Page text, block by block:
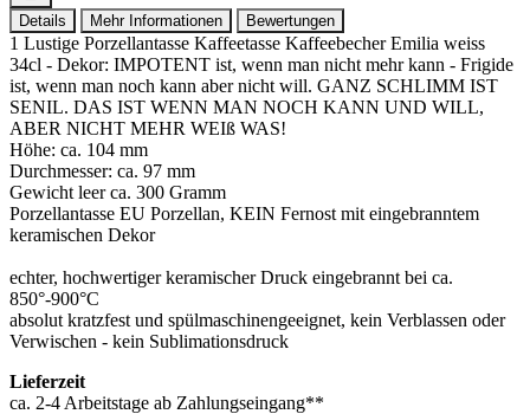
Details Mehr Informationen Bewertungen
1 Lustige Porzellantasse Kaffeetasse Kaffeebecher Emilia weiss
34cl - Dekor: IMPOTENT ist, wenn man nicht mehr kann - Frigide
ist, wenn man noch kann aber nicht will. GANZ SCHLIMM IST
SENIL. DAS IST WENN MAN NOCH KANN UND WILL,
ABER NICHT MEHR WEIß WAS!
Höhe: ca. 104 mm
Durchmesser: ca. 97 mm
Gewicht leer ca. 300 Gramm
Porzellantasse EU Porzellan, KEIN Fernost mit eingebranntem
keramischen Dekor
echter, hochwertiger keramischer Druck eingebrannt bei ca.
850°-900°C
absolut kratzfest und spülmaschinengeeignet, kein Verblassen oder
Verwischen - kein Sublimationsdruck
Lieferzeit
ca. 2-4 Arbeitstage ab Zahlungseingang**